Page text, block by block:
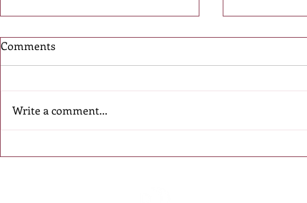
Eventiada
Comments
Write a comment...